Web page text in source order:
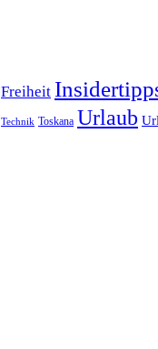
Freiheit
Technik Toskana Urlaub